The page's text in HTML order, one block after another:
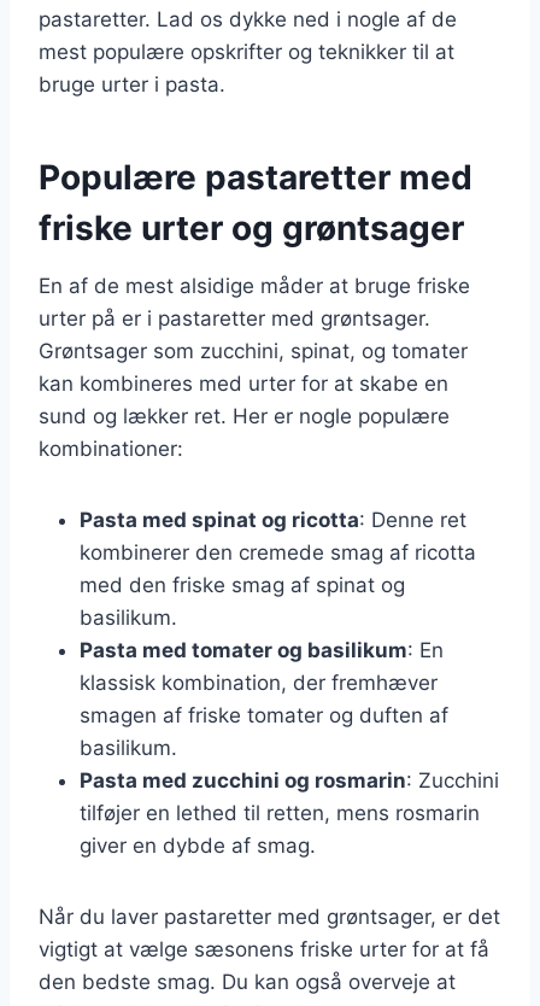
pastaretter. Lad os dykke ned i nogle af de
mest populære opskrifter og teknikker til at
bruge urter i pasta.
Populære pastaretter med
friske urter og grøntsager
En af de mest alsidige måder at bruge friske
urter på er i pastaretter med grøntsager.
Grøntsager som zucchini, spinat, og tomater
kan kombineres med urter for at skabe en
sund og lækker ret. Her er nogle populære
kombinationer:
Pasta med spinat og ricotta: Denne ret
kombinerer den cremede smag af ricotta
med den friske smag af spinat og
basilikum.
Pasta med tomater og basilikum: En
klassisk kombination, der fremhæver
smagen af friske tomater og duften af
basilikum.
Pasta med zucchini og rosmarin: Zucchini
tilføjer en lethed til retten, mens rosmarin
giver en dybde af smag.
Når du laver pastaretter med grøntsager, er det
vigtigt at vælge sæsonens friske urter for at få
den bedste smag. Du kan også overveje at